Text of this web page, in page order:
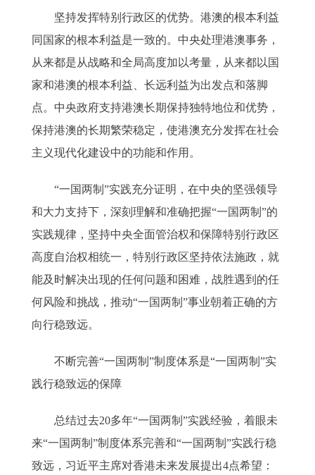
坚持发挥特别行政区的优势。港澳的根本利益
同国家的根本利益是一致的。中央处理港澳事务，
从来都是从战略和全局高度加以考量，从来都以国
家和港澳的根本利益、长远利益为出发点和落脚
点。中央政府支持港澳长期保持独特地位和优势，
保持港澳的长期繁荣稳定，使港澳充分发挥在社会
主义现代化建设中的功能和作用。
“一国两制”实践充分证明，在中央的坚强领导
和大力支持下，深刻理解和准确把握“一国两制”的
实践规律，坚持中央全面管治权和保障特别行政区
高度自治权相统一，特别行政区坚持依法施政，就
能及时解决出现的任何问题和困难，战胜遇到的任
何风险和挑战，推动“一国两制”事业朝着正确的方
向行稳致远。
不断完善“一国两制”制度体系是“一国两制”实
践行稳致远的保障
总结过去20多年“一国两制”实践经验，着眼未
来“一国两制”制度体系完善和“一国两制”实践行稳
致远，习近平主席对香港未来发展提出4点希望：